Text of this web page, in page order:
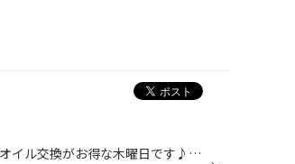
明日は11/28（木）”レディースデイ”！！ 女性の方にオイル交換がお得な木曜日です♪ さ・ら・に 女性のお客様限定！！ 商品ご購入で粗品をプレゼント！！ ※男性のお客様も女性同伴ならOKです♪ タグ：熊谷 行田 鴻巣 タイヤ オイル バッテリーなど